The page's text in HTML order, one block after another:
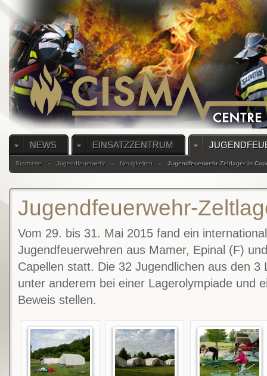
NEWS EINSATZZENTRUM
Startseite Jugendfeuerwehr Neuigkeiten Jugendfeuerwehr-Zeltlager in
Jugendfeuerwehr-
Vom 29. bis 31. Mai 2015 fand ein
Jugendfeuerwehren aus Mamer, Epinal (F)
Capellen statt. Die 32 Jugendlichen aus den
unter anderem bei einer Lagerolympiade und
Beweis stellen.